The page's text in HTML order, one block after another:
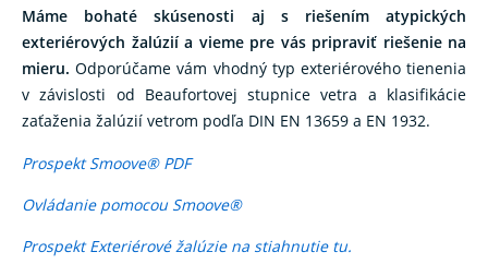
Máme bohaté skúsenosti aj s riešením atypických
exteriérových žalúzií a vieme pre vás pripraviť riešenie na
mieru. Odporúčame vám vhodný typ exteriérového tienenia
v závislosti od Beaufortovej stupnice vetra a klasifikácie
zaťaženia žalúzií vetrom podľa DIN EN 13659 a EN 1932.
Prospekt Smoove® PDF
Ovládanie pomocou Smoove®
Prospekt Exteriérové žalúzie na stiahnutie tu.